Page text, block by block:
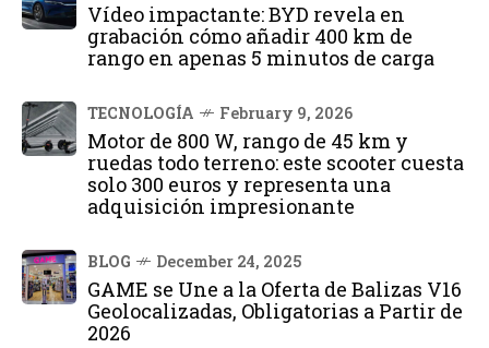
Vídeo impactante: BYD revela en
grabación cómo añadir 400 km de
rango en apenas 5 minutos de carga
TECNOLOGÍA February 9, 2026
Motor de 800 W, rango de 45 km y
ruedas todo terreno: este scooter cuesta
solo 300 euros y representa una
adquisición impresionante
BLOG December 24, 2025
GAME se Une a la Oferta de Balizas V16
Geolocalizadas, Obligatorias a Partir de
2026